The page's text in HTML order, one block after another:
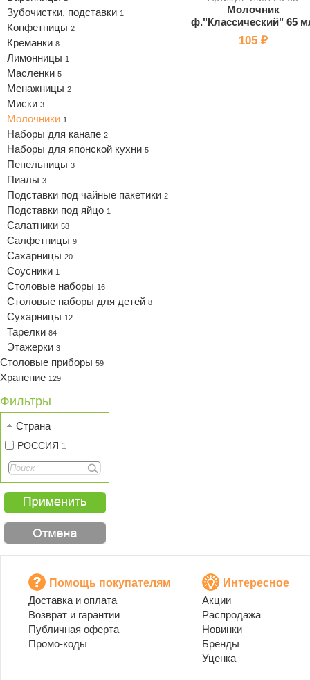
Зубочистки, подставки 1
Конфетницы 2
Креманки 8
Лимонницы 1
Масленки 5
Менажницы 2
Миски 3
Молочники 1
Наборы для канапе 2
Наборы для японской кухни 5
Пепельницы 3
Пиалы 3
Подставки под чайные пакетики 2
Подставки под яйцо 1
Салатники 58
Салфетницы 9
Сахарницы 20
Соусники 1
Столовые наборы 16
Столовые наборы для детей 8
Сухарницы 12
Тарелки 84
Этажерки 3
Столовые приборы 59
Хранение 129
Фильтры
Страна
РОССИЯ 1
Молочник
ф."Классический" 65
105 ₽
Помощь покупателям
Доставка и оплата
Возврат и гарантии
Публичная оферта
Промо-коды
Интересное
Акции
Распродажа
Новинки
Бренды
Уценка